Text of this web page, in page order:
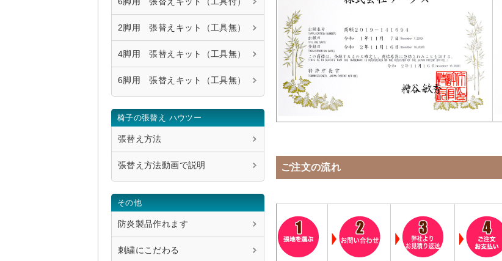
ご注文の流れ
2脚用 張替えキット（工具無）
4脚用 張替えキット（工具無）
6脚用 張替えキット（工具無）
椅子の張替え ハウツー
張替え方法
張替え方法動画で説明
その他
防炎製品作れます
刺繍にこだわる